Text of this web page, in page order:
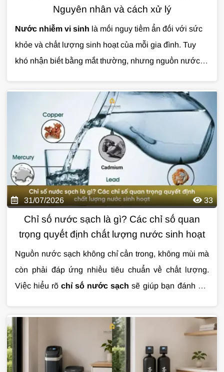
Nguyên nhân và cách xử lý
Nước nhiễm vi sinh là mối nguy tiềm ẩn đối với sức
khỏe và chất lượng sinh hoạt của mỗi gia đình. Tuy
khó nhận biết bằng mắt thường, nhưng nguồn nước ô
lý kịp thời.Cùng Giải Pháp Nước tìm hiểu chi tiết về
nguyên nhân, dấu hiệu nhận biết và giải pháp xử lý
nước nhiễm vi sinh hiệu quả qua bài viết dưới đây.
31/07/2026 33
Chỉ số nước sạch là gì? Các chỉ số quan
trọng quyết định chất lượng nước sinh hoạt
Nguồn nước sạch không chỉ cần trong, không mùi mà
còn phải đáp ứng nhiều tiêu chuẩn về chất lượng.
Việc hiểu rõ chỉ số nước sạch sẽ giúp bạn đánh giá
pháp xử lý phù hợp. Trong bài viết này, hãy cùng tìm
hiểu những chỉ số quan trọng nhất và ý nghĩa của từng
thông số đối với sức khỏe cũng như cuộc sống hằng